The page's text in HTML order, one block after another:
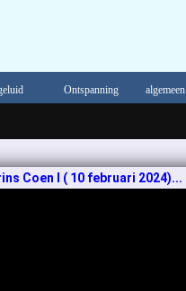
Ontspanning algemeen
Coen I ( 10 februari 2024)...